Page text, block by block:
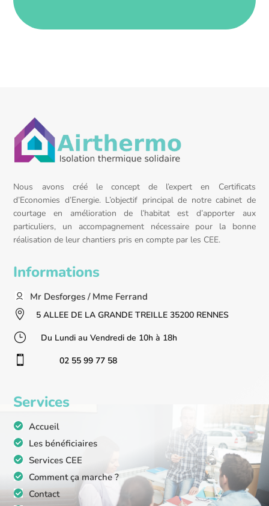
Nous avons créé le concept de l’expert en Certificats
d’Economies d’Energie. L’objectif principal de notre cabinet de
courtage en amélioration de l’habitat est d’apporter aux
particuliers, un accompagnement nécessaire pour la bonne
réalisation de leur chantiers pris en compte par les CEE.
Informations
Mr Desforges / Mme Ferrand

5 ALLEE DE LA GRANDE TREILLE 35200 RENNES
} Du Lundi au Vendredi de 10h à 18h
 02 55 99 77 58
Services
Accueil
Les bénéficiaires
Services CEE
Comment ça marche ?
Contact